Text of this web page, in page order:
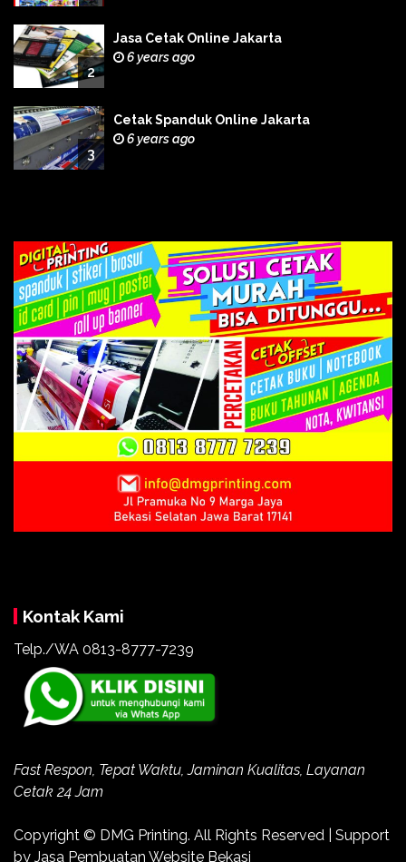
2
Jasa Cetak Online Jakarta
6 years ago
3
Cetak Spanduk Online Jakarta
6 years ago
Kontak Kami
Telp./WA 0813-8777-7239
Fast Respon, Tepat Waktu, Jaminan Kualitas, Layanan
Cetak 24 Jam
Copyright © DMG Printing. All Rights Reserved | Support
by Jasa Pembuatan Website Bekasi